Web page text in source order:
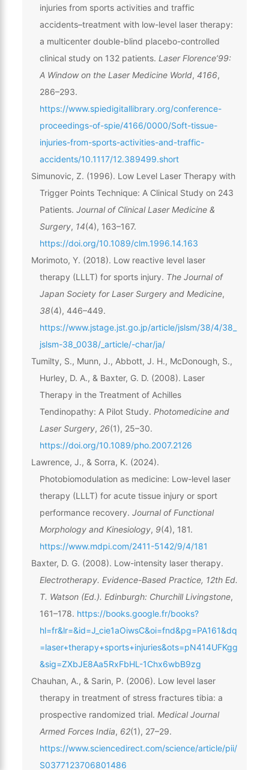
injuries from sports activities and traffic
accidents–treatment with low-level laser therapy:
a multicenter double-blind placebo-controlled
clinical study on 132 patients. Laser Florence’99:
A Window on the Laser Medicine World, 4166,
286–293.
https://www.spiedigitallibrary.org/conference-
proceedings-of-spie/4166/0000/Soft-tissue-
injuries-from-sports-activities-and-traffic-
accidents/10.1117/12.389499.short
Simunovic, Z. (1996). Low Level Laser Therapy with
Trigger Points Technique: A Clinical Study on 243
Patients. Journal of Clinical Laser Medicine &
Surgery, 14(4), 163–167.
https://doi.org/10.1089/clm.1996.14.163
Morimoto, Y. (2018). Low reactive level laser
therapy (LLLT) for sports injury. The Journal of
Japan Society for Laser Surgery and Medicine,
38(4), 446–449.
https://www.jstage.jst.go.jp/article/jslsm/38/4/38_
jslsm-38_0038/_article/-char/ja/
Tumilty, S., Munn, J., Abbott, J. H., McDonough, S.,
Hurley, D. A., & Baxter, G. D. (2008). Laser
Therapy in the Treatment of Achilles
Tendinopathy: A Pilot Study. Photomedicine and
Laser Surgery, 26(1), 25–30.
https://doi.org/10.1089/pho.2007.2126
Lawrence, J., & Sorra, K. (2024).
Photobiomodulation as medicine: Low-level laser
therapy (LLLT) for acute tissue injury or sport
performance recovery. Journal of Functional
Morphology and Kinesiology, 9(4), 181.
https://www.mdpi.com/2411-5142/9/4/181
Baxter, D. G. (2008). Low-intensity laser therapy.
Electrotherapy. Evidence-Based Practice, 12th Ed.
T. Watson (Ed.). Edinburgh: Churchill Livingstone,
161–178. https://books.google.fr/books?
hl=fr&lr=&id=J_cie1aOiwsC&oi=fnd&pg=PA161&dq
=laser+therapy+sports+injuries&ots=pN414UFKgg
&sig=ZXbJE8Aa5RxFbHL-1Chx6wbB9zg
Chauhan, A., & Sarin, P. (2006). Low level laser
therapy in treatment of stress fractures tibia: a
prospective randomized trial. Medical Journal
Armed Forces India, 62(1), 27–29.
https://www.sciencedirect.com/science/article/pii/
S0377123706801486